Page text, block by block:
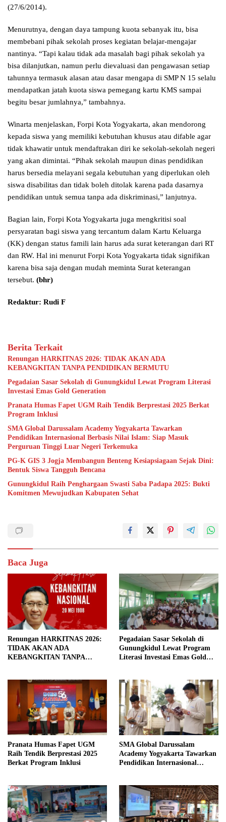
(27/6/2014).
Menurutnya, dengan daya tampung kuota sebanyak itu, bisa
membebani pihak sekolah proses kegiatan belajar-mengajar
nantinya. “Tapi kalau tidak ada masalah bagi pihak sekolah ya
bisa dilanjutkan, namun perlu dievaluasi dan pengawasan setiap
tahunnya termasuk alasan atau dasar mengapa di SMP N 15 selalu
mendapatkan jatah kuota siswa pemegang kartu KMS sampai
begitu besar jumlahnya,” tambahnya.
Winarta menjelaskan, Forpi Kota Yogyakarta, akan mendorong
kepada siswa yang memiliki kebutuhan khusus atau difable agar
tidak khawatir untuk mendaftrakan diri ke sekolah-sekolah negeri
yang akan dimintai. “Pihak sekolah maupun dinas pendidikan
harus bersedia melayani segala kebutuhan yang diperlukan oleh
siswa disabilitas dan tidak boleh ditolak karena pada dasarnya
pendidikan untuk semua tanpa ada diskriminasi,” lanjutnya.
Bagian lain, Forpi Kota Yogyakarta juga mengkritisi soal
persyaratan bagi siswa yang tercantum dalam Kartu Keluarga
(KK) dengan status famili lain harus ada surat keterangan dari RT
dan RW. Hal ini menurut Forpi Kota Yogyakarta tidak signifikan
karena bisa saja dengan mudah meminta Surat keterangan
tersebut. (bhr)
Redaktur: Rudi F
Berita Terkait
Renungan HARKITNAS 2026: TIDAK AKAN ADA
KEBANGKITAN TANPA PENDIDIKAN BERMUTU
Pegadaian Sasar Sekolah di Gunungkidul Lewat Program Literasi
Investasi Emas Gold Generation
Pranata Humas Fapet UGM Raih Tendik Berprestasi 2025 Berkat
Program Inklusi
SMA Global Darussalam Academy Yogyakarta Tawarkan
Pendidikan Internasional Berbasis Nilai Islam: Siap Masuk
Perguruan Tinggi Luar Negeri Terkemuka
PG-K GIS 3 Jogja Membangun Benteng Kesiapsiagaan Sejak Dini:
Bentuk Siswa Tangguh Bencana
Gunungkidul Raih Penghargaan Swasti Saba Padapa 2025: Bukti
Komitmen Mewujudkan Kabupaten Sehat
Baca Juga
Renungan HARKITNAS 2026:
TIDAK AKAN ADA
KEBANGKITAN TANPA
Pegadaian Sasar Sekolah di
Gunungkidul Lewat Program
Literasi Investasi Emas Gold
Pranata Humas Fapet UGM
Raih Tendik Berprestasi 2025
Berkat Program Inklusi
SMA Global Darussalam
Academy Yogyakarta Tawarkan
Pendidikan Internasional
Negeri Terkemuka